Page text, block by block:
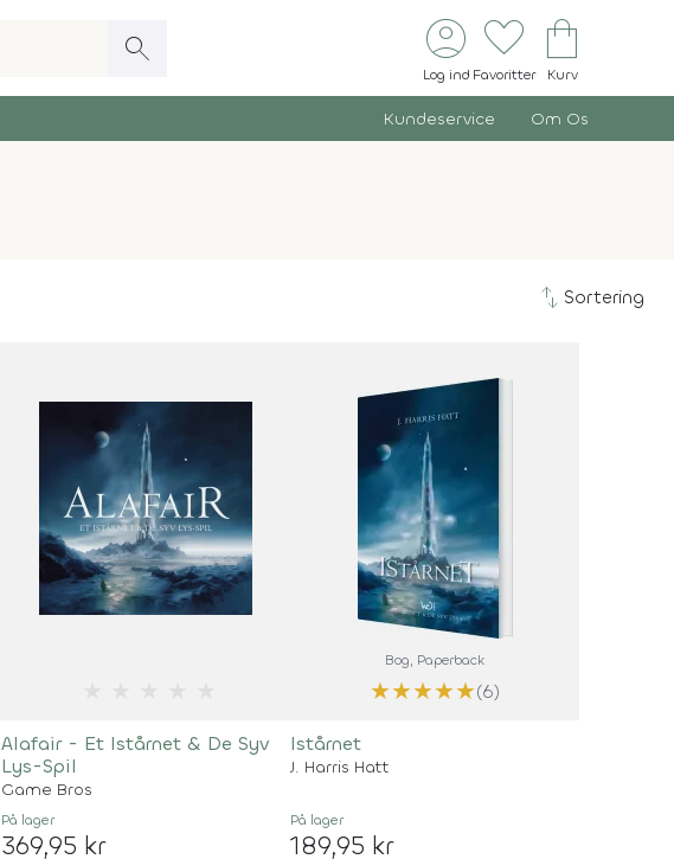
search account_circle
Log ind
favorite
Favoritter
shopping_bag
Kurv
Kundeservice Om Os
swap_vert Sortering
Alafair - Et Istårnet & De Syv
Lys-Spil
Game Bros
På lager
369,95 kr
Bog, Paperback
★★★★★(6)
Istårnet
J. Harris Hatt
På lager
189,95 kr